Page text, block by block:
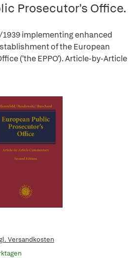
Prosecutor's Office.
1939 implementing enhanced
of the European
('the EPPO'). Article-by-Article
Versandkosten